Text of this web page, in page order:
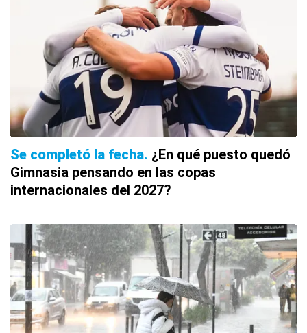
Se completó la fecha ¿En qué puesto quedó
Gimnasia pensando en las copas
internacionales del 2027?